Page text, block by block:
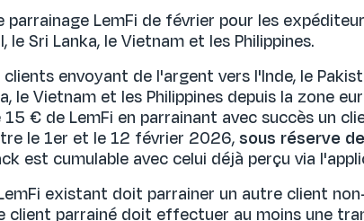
LemFi de février pour les
le Sri Lanka, le Vietnam et les Philippines.
envoyant de l'argent vers l'Inde, le
le Vietnam et les Philippines depuis la zone
€ de LemFi en parrainant avec succès un
le 1er et le 12 février 2026,sous réserve
est cumulable avec celui déjà perçu via
existant doit parrainer un autre client
client parrainé doit effectuer au moins une